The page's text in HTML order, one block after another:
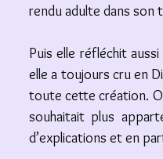
rendu adulte dans son
Puis elle réfléchit
elle a toujours cru en
toute cette création.
souhaitait plus
d’explications et en